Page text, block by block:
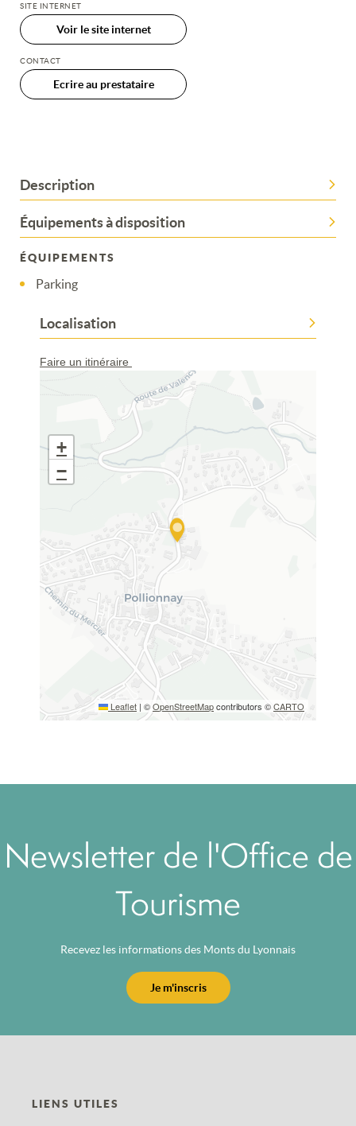
Description
Équipements à disposition
ÉQUIPEMENTS
Parking
Localisation
Faire un itinéraire
+
−
Leaflet | ©OpenStreetMapcontributors ©CARTO
SITE INTERNET
Voir le site internet
CONTACT
Ecrire au prestataire
Newsletter de l'Office de
Tourisme
Recevez les informations des Monts du Lyonnais
Je m'inscris
LIENS UTILES
Merci de patienter...